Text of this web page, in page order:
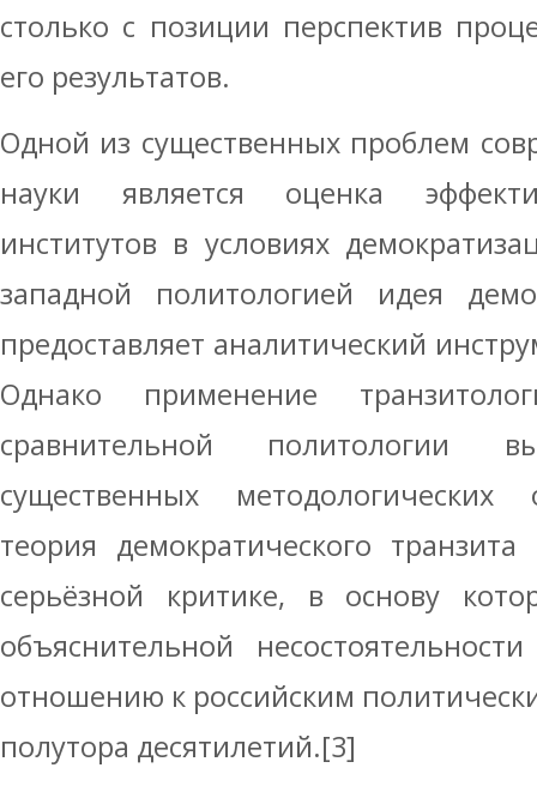
столько с позиции перспектив
его результатов.
Одной из существенных проблем
науки является оценка
институтов в условиях
западной политологией идея
предоставляет аналитический
Однако применение
сравнительной
существенных методологических
теория демократического
серьёзной критике, в основу
объяснительной
отношению к российским
полутора десятилетий.[3]